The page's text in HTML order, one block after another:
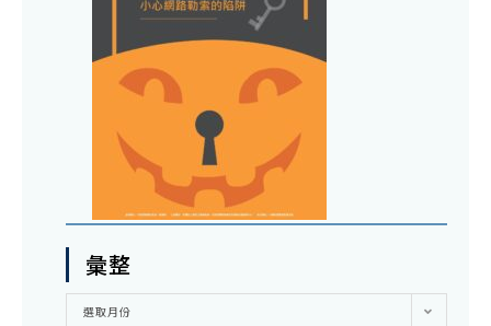
彙整
彙
選取月份